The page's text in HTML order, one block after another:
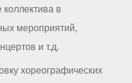
коллектива в
мероприятий,
и т.д.
хореографических